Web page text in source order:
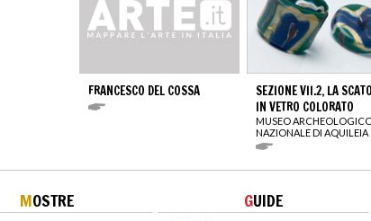
FRANCESCO DEL COSSA
SEZIONE VII.2, LA
IN VETRO COLORATO
MUSEO
NAZIONALE DI AQUILEIA
MOSTRE GUIDE